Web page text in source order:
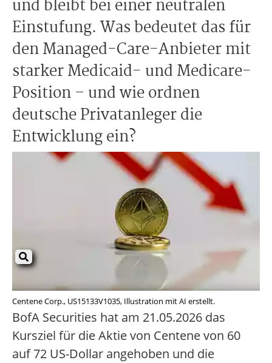
und bleibt bei einer neutralen
Einstufung. Was bedeutet das für
den Managed-Care-Anbieter mit
starker Medicaid- und Medicare-
Position – und wie ordnen
deutsche Privatanleger die
Entwicklung ein?
Centene Corp., US15133V1035, Illustration mit AI erstellt.
BofA Securities hat am 21.05.2026 das
Kursziel für die Aktie von Centene von 60
auf 72 US-Dollar angehoben und die